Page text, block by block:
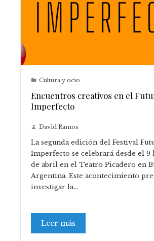
Cultura y ocio
Encuentros creativos en el
Imperfecto
David Ramos
​La segunda edición del Festival
Imperfecto se celebrará desde el 9
de abril en el Teatro Picadero en
Argentina. Este acontecimiento
investigar la…
Leer más